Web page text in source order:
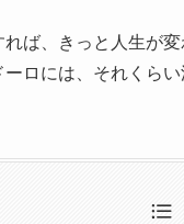
ば、きっと人生が変
ロには、それくら